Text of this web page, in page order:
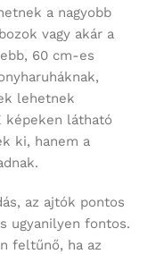
a nagyobb
vagy akár a
60 cm-es
lehetnek
képeken látható
ki, hanem a
az ajtók pontos
ugyanilyen fontos.
feltűnő, ha az